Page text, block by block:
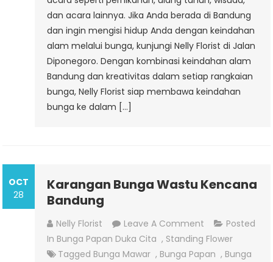
dan acara lainnya. Jika Anda berada di Bandung
dan ingin mengisi hidup Anda dengan keindahan
alam melalui bunga, kunjungi Nelly Florist di Jalan
Diponegoro. Dengan kombinasi keindahan alam
Bandung dan kreativitas dalam setiap rangkaian
bunga, Nelly Florist siap membawa keindahan
bunga ke dalam […]
OCT
28
Karangan Bunga Wastu Kencana
Bandung
Nelly Florist Leave A Comment On
Karangan
Bunga
Posted
In Bunga Papan Duka Cita , Standing Flower
Tagged Bunga Mawar , Bunga Papan , Bunga